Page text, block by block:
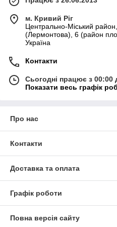
м. Кривий Ріг
Центрально-Міський
(Лермонтова), 6 (район
Україна
Контакти
Сьогодні працює з 00:00
Показати весь графік
Про нас
Контакти
Доставка та оплата
Графік роботи
Повна версія сайту